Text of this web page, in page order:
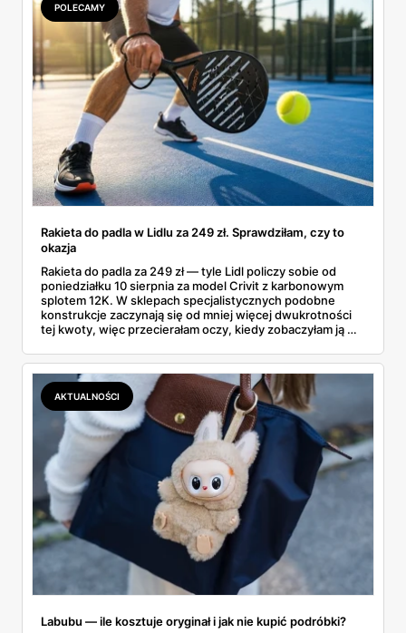
POLECAMY
Rakieta do padla w Lidlu za 249 zł. Sprawdziłam, czy to
okazja
Rakieta do padla za 249 zł — tyle Lidl policzy sobie od
poniedziałku 10 sierpnia za model Crivit z karbonowym
splotem 12K. W sklepach specjalistycznych podobne
konstrukcje zaczynają się od mniej więcej dwukrotności
tej kwoty, więc przecierałam oczy, kiedy zobaczyłam ją w
najszybciej rosnący sport w Polsce: kortów przybywa
lawinowo, a chętnych jeszcze szybciej. Sprawdziłam, co
dokładnie dostajemy za te pieniądze i komu taka rakieta
faktycznie wystarczy.
AKTUALNOŚCI
Labubu — ile kosztuje oryginał i jak nie kupić podróbki?